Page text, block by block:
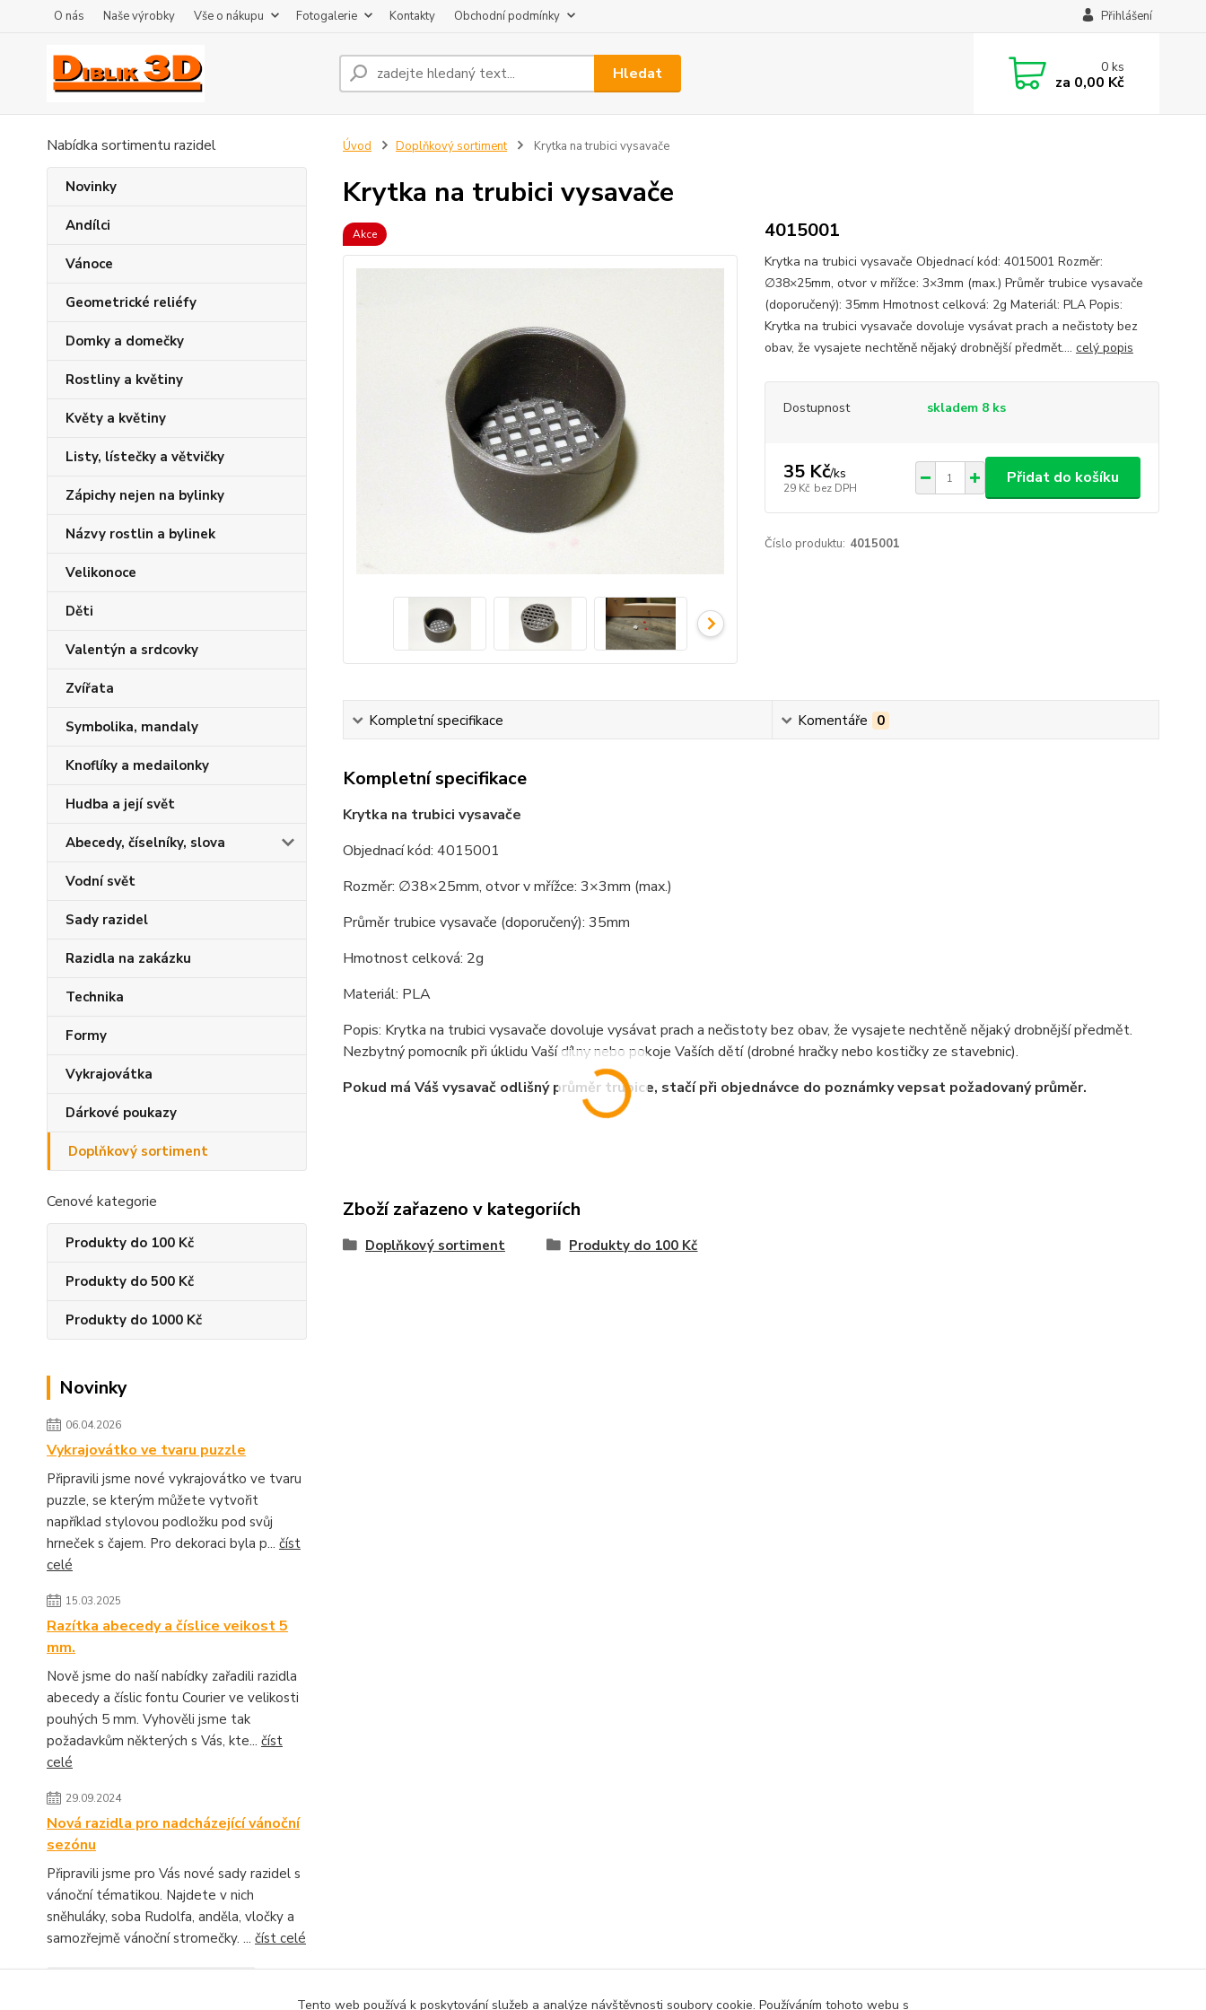
O nás Naše výrobky Vše o nákupu Fotogalerie Kontakty Obchodní podmínky Přihlášení
Hledat 0ks
za 0,00 Kč
Nabídka sortimentu razidel
Novinky
Andílci
Vánoce
Geometrické reliéfy
Domky a domečky
Rostliny a květiny
Květy a květiny
Listy, lístečky a větvičky
Zápichy nejen na bylinky
Názvy rostlin a bylinek
Velikonoce
Děti
Valentýn a srdcovky
Zvířata
Symbolika, mandaly
Knoflíky a medailonky
Hudba a její svět
Abecedy, číselníky, slova
Vodní svět
Sady razidel
Razidla na zakázku
Technika
Formy
Vykrajovátka
Dárkové poukazy
Doplňkový sortiment
Cenové kategorie
Produkty do 100 Kč
Produkty do 500 Kč
Produkty do 1000 Kč
Novinky
06.04.2026
Vykrajovátko ve tvaru puzzle
Připravili jsme nové vykrajovátko ve tvaru
puzzle, se kterým můžete vytvořit
například stylovou podložku pod svůj
hrneček s čajem. Pro dekoraci byla p... číst
celé
15.03.2025
Razítka abecedy a číslice veikost 5
mm.
Nově jsme do naší nabídky zařadili razidla
abecedy a číslic fontu Courier ve velikosti
pouhých 5 mm. Vyhověli jsme tak
požadavkům některých s Vás, kte... číst
celé
29.09.2024
Nová razidla pro nadcházející vánoční
sezónu
Připravili jsme pro Vás nové sady razidel s
vánoční tématikou. Najdete v nich
sněhuláky, soba Rudolfa, anděla, vločky a
samozřejmě vánoční stromečky. ... číst celé
Úvod Doplňkový sortiment Krytka na trubici vysavače
Krytka na trubici vysavače
Akce 4015001
Krytka na trubici vysavače Objednací kód: 4015001 Rozměr:
∅38×25mm, otvor v mřížce: 3×3mm (max.) Průměr trubice vysavače
(doporučený): 35mm Hmotnost celková: 2g Materiál: PLA Popis:
Krytka na trubici vysavače dovoluje vysávat prach a nečistoty bez
obav, že vysajete nechtěně nějaký drobnější předmět.... celý popis
Dostupnost skladem 8 ks
35 Kč/ks
29 Kč bez DPH
Přidat do košíku
Číslo produktu: 4015001
Kompletní specifikace Komentáře 0
Kompletní specifikace
Krytka na trubici vysavače
Objednací kód: 4015001
Rozměr: ∅38×25mm, otvor v mřížce: 3×3mm (max.)
Průměr trubice vysavače (doporučený): 35mm
Hmotnost celková: 2g
Materiál: PLA
Popis: Krytka na trubici vysavače dovoluje vysávat prach a nečistoty bez obav, že vysajete nechtěně nějaký drobnější předmět.
Nezbytný pomocník při úklidu Vaší dílny nebo pokoje Vaších dětí (drobné hračky nebo kostičky ze stavebnic).
Pokud má Váš vysavač odlišný průměr trubice, stačí při objednávce do poznámky vepsat požadovaný průměr.
Zboží zařazeno v kategoriích
Doplňkový sortiment Produkty do 100 Kč
Tento web používá k poskytování služeb a analýze návštěvnosti soubory cookie. Používáním tohoto webu s